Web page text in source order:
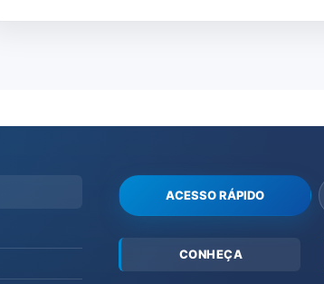
ACESSO RÁPIDO
CONHEÇA